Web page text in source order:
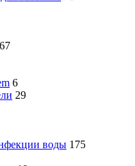
67
6
29
воды 175